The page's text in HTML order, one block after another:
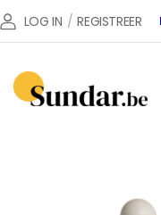
LOG IN / REGISTREER